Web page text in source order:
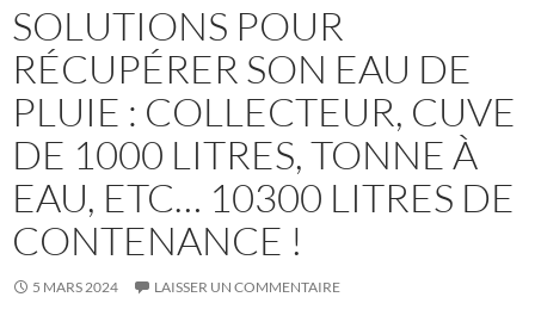
SOLUTIONS POUR
RÉCUPÉRER SON EAU DE
PLUIE : COLLECTEUR, CUVE
DE 1000 LITRES, TONNE À
EAU, ETC… 10300 LITRES DE
CONTENANCE !
5 MARS 2024 LAISSER UN COMMENTAIRE